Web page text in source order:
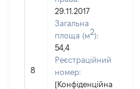
8
29.11.2017
Загальна
площа (м2):
54,4
Реєстраційний
номер:
[Конфіденційна